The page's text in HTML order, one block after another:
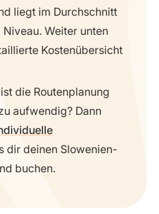
liegt im Durchschnitt
Weiter unten
Kostenübersicht
die Routenplanung
aufwendig? Dann
dir deinen Slowenien-
buchen.